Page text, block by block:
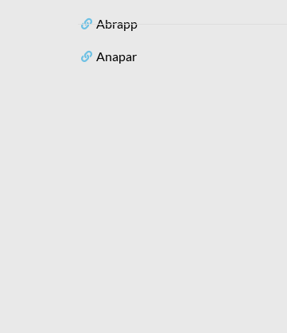
Abrapp
Anapar